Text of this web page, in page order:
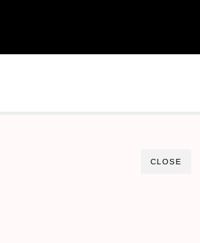
CLOSE